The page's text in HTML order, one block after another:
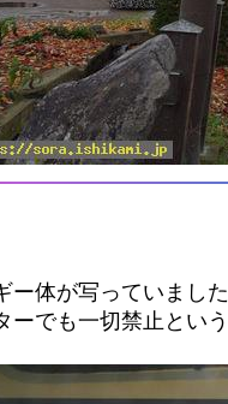
体が写っていました
でも一切禁止と